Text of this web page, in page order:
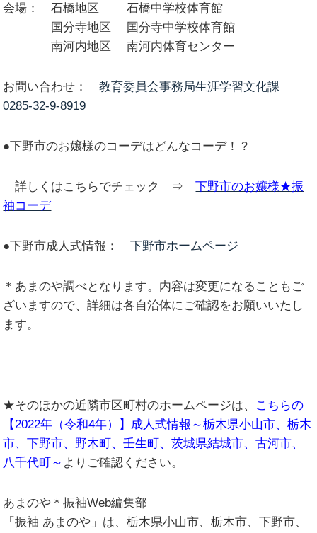
会場： 石橋地区 石橋中学校体育館
国分寺地区 国分寺中学校体育館
南河内地区 南河内体育センター
お問い合わせ：教育委員会事務局生涯学習文化課
0285-32-9-8919
●下野市のお嬢様のコーデはどんなコーデ！？
詳しくはこちらでチェック ⇒下野市のお嬢様★振
袖コーデ
●下野市成人式情報：下野市ホームページ
＊あまのや調べとなります。内容は変更になることもご
ざいますので、詳細は各自治体にご確認をお願いいたし
ます。
★そのほかの近隣市区町村のホームページは、 こちらの
【2022年（令和4年）】成人式情報～栃木県小山市、栃木
市、下野市、野木町、壬生町、茨城県結城市、古河市、
八千代町～ よりご確認ください。
あまのや＊振袖Web編集部
「振袖 あまのや」は、栃木県小山市、栃木市、下野市、